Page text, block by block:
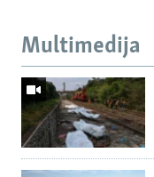
Multimedija